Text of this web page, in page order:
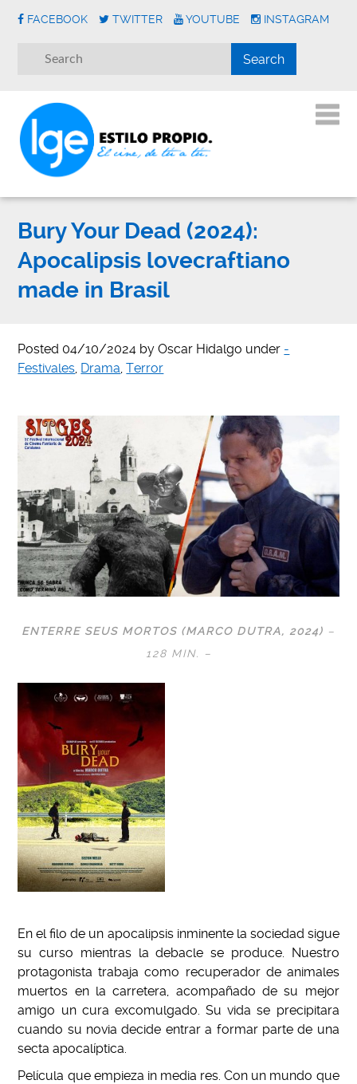
FACEBOOK TWITTER YOUTUBE INSTAGRAM
Bury Your Dead (2024):
Apocalipsis lovecraftiano
made in Brasil
Posted 04/10/2024 byOscar Hidalgo under -
Festivales, Drama,Terror
ENTERRE SEUS MORTOS (MARCO DUTRA, 2024) –
128 MIN. –
En el filo de un apocalipsis inminente la sociedad sigue
su curso mientras la debacle se produce. Nuestro
protagonista trabaja como recuperador de animales
muertos en la carretera, acompañado de su mejor
amigo un cura excomulgado. Su vida se precipitara
cuando su novia decide entrar a formar parte de una
secta apocalíptica.
Película que empieza in media res. Con un mundo que